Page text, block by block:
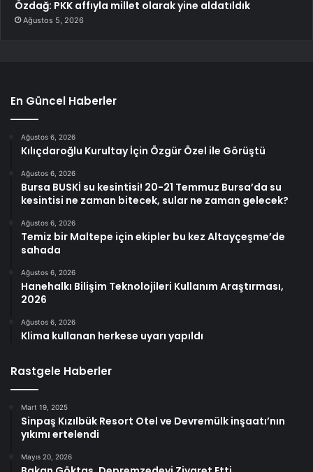
Özdağ: PKK affıyla millet olarak yine aldatıldık
Ağustos 5, 2026
En Güncel Haberler
Ağustos 6, 2026
Kılıçdaroğlu Kurultay İçin Özgür Özel ile Görüştü
Ağustos 6, 2026
Bursa BUSKİ su kesintisi! 20-21 Temmuz Bursa’da su
kesintisi ne zaman bitecek, sular ne zaman gelecek?
Ağustos 6, 2026
Temiz bir Maltepe için ekipler bu kez Altayçeşme’de
sahada
Ağustos 6, 2026
Hanehalkı Bilişim Teknolojileri Kullanım Araştırması,
2026
Ağustos 6, 2026
Klima kullanan herkese uyarı yapıldı
Rastgele Haberler
Mart 19, 2025
Sinpaş Kızılbük Resort Otel ve Devremülk inşaatı’nın
yıkımı ertelendi
Mayıs 20, 2026